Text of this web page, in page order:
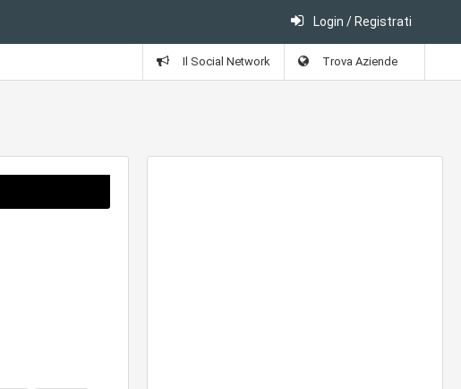
Login / Registrati
Il Social Network Trova Aziende